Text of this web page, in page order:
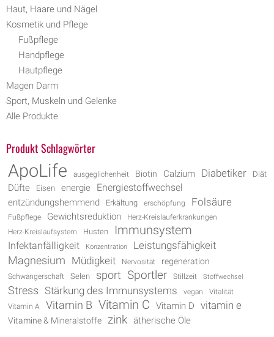
Haut, Haare und Nägel
Kosmetik und Pflege
Fußpflege
Handpflege
Hautpflege
Magen Darm
Sport, Muskeln und Gelenke
Alle Produkte
Produkt Schlagwörter
ApoLife ausgeglichenheit Biotin Calzium Diabetiker Diät
Düfte Eisen energie Energiestoffwechsel
entzündungshemmend Erkältung erschöpfung Folsäure
Fußpflege Gewichtsreduktion
Herz-Kreislauferkrankungen
Herz-Kreislaufsystem
Husten Immunsystem
Infektanfälligkeit Konzentration Leistungsfähigkeit
Magnesium Müdigkeit Nervosität regeneration
Schwangerschaft Selen sport Sportler Stillzeit Stoffwechsel
Stress Stärkung des Immunsystems vegan
Vitalität
Vitamin A
Vitamin B Vitamin C Vitamin D vitamin e
Vitamine & Mineralstoffe zink ätherische Öle